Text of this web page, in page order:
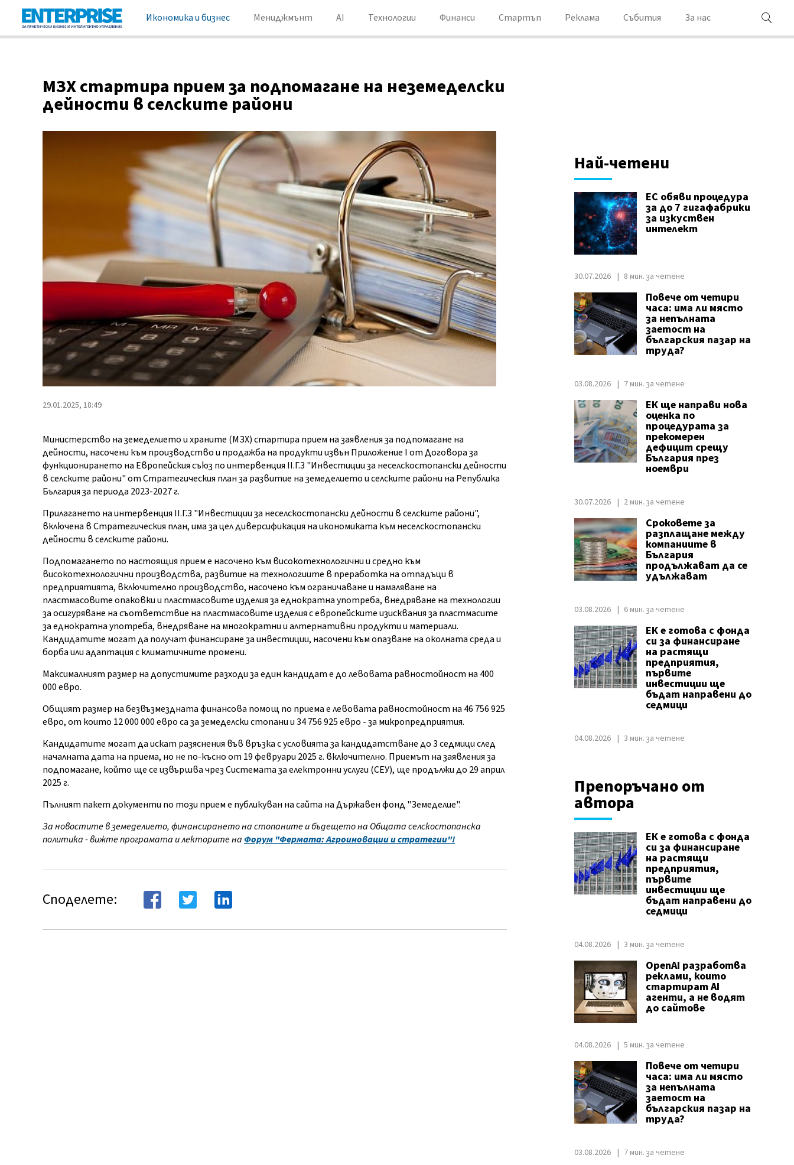
Икономика и бизнес Мениджмънт AI Технологии Финанси Стартъп Реклама Събития За нас
МЗХ стартира прием за подпомагане на неземеделски
дейности в селските райони
29.01.2025, 18:49
Министерство на земеделието и храните (МЗХ) стартира прием на заявления за подпомагане на
дейности, насочени към производство и продажба на продукти извън Приложение I от Договора за
функционирането на Европейския съюз по интервенция II.Г.3 "Инвестиции за неселскостопански дейности
в селските райони" от Стратегическия план за развитие на земеделието и селските райони на Република
България за периода 2023-2027 г.
Прилагането на интервенция II.Г.3 "Инвестиции за неселскостопански дейности в селските райони",
включена в Стратегическия план, има за цел диверсификация на икономиката към неселскостопански
дейности в селските райони.
Подпомагането по настоящия прием е насочено към високотехнологични и средно към
високотехнологични производства, развитие на технологиите в преработка на отпадъци в
предприятията, включително производство, насочено към ограничаване и намаляване на
пластмасовите опаковки и пластмасовите изделия за еднократна употреба, внедряване на технологии
за осигуряване на съответствие на пластмасовите изделия с европейските изисквания за пластмасите
за еднократна употреба, внедряване на многократни и алтернативни продукти и материали.
Кандидатите могат да получат финансиране за инвестиции, насочени към опазване на околната среда и
борба или адаптация с климатичните промени.
Максималният размер на допустимите разходи за един кандидат е до левовата равностойност на 400
000 евро.
Общият размер на безвъзмездната финансова помощ по приема е левовата равностойност на 46 756 925
евро, от които 12 000 000 евро са за земеделски стопани и 34 756 925 евро - за микропредприятия.
Кандидатите могат да искат разяснения във връзка с условията за кандидатстване до 3 седмици след
началната дата на приема, но не по-късно от 19 февруари 2025 г. включително. Приемът на заявления за
подпомагане, който ще се извършва чрез Системата за електронни услуги (СЕУ), ще продължи до 29 април
2025 г.
Пълният пакет документи по този прием е публикуван на сайта на Държавен фонд "Земеделие".
За новостите в земеделието, финансирането на стопаните и бъдещето на Общата селскостопанска
политика - вижте програмата и лекторите наФорум "Фермата: Агроиновации и стратегии"!
Споделете:
Най-четени
ЕС обяви процедура
за до 7 гигафабрики
за изкуствен
интелект
30.07.2026 8 мин. за четене
Повече от четири
часа: има ли място
за непълната
заетост на
българския пазар на
труда?
03.08.2026 7 мин. за четене
ЕК ще направи нова
оценка по
процедурата за
прекомерен
дефицит срещу
България през
ноември
30.07.2026 2 мин. за четене
Сроковете за
разплащане между
компаниите в
България
продължават да се
удължават
03.08.2026 6 мин. за четене
ЕК е готова с фонда
си за финансиране
на растящи
предприятия,
първите
инвестиции ще
бъдат направени до
седмици
04.08.2026 3 мин. за четене
Препоръчано от
автора
ЕК е готова с фонда
си за финансиране
на растящи
предприятия,
първите
инвестиции ще
бъдат направени до
седмици
04.08.2026 3 мин. за четене
OpenAI разработва
реклами, които
стартират AI
агенти, а не водят
до сайтове
04.08.2026 5 мин. за четене
Повече от четири
часа: има ли място
за непълната
заетост на
българския пазар на
труда?
03.08.2026 7 мин. за четене